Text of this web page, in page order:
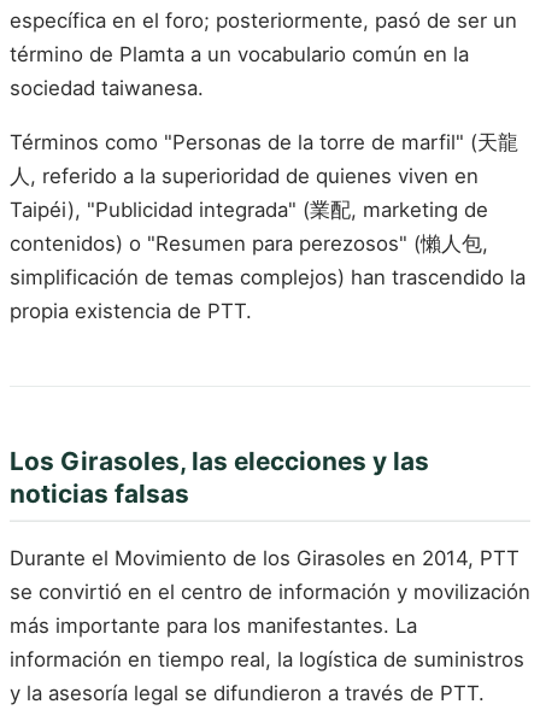
específica en el foro; posteriormente, pasó de ser un
término de Plamta a un vocabulario común en la
sociedad taiwanesa.
Términos como "Personas de la torre de marfil" (天龍
人, referido a la superioridad de quienes viven en
Taipéi), "Publicidad integrada" (業配, marketing de
contenidos) o "Resumen para perezosos" (懶人包,
simplificación de temas complejos) han trascendido la
propia existencia de PTT.
Los Girasoles, las elecciones y las
noticias falsas
Durante el Movimiento de los Girasoles en 2014, PTT
se convirtió en el centro de información y movilización
más importante para los manifestantes. La
información en tiempo real, la logística de suministros
y la asesoría legal se difundieron a través de PTT.